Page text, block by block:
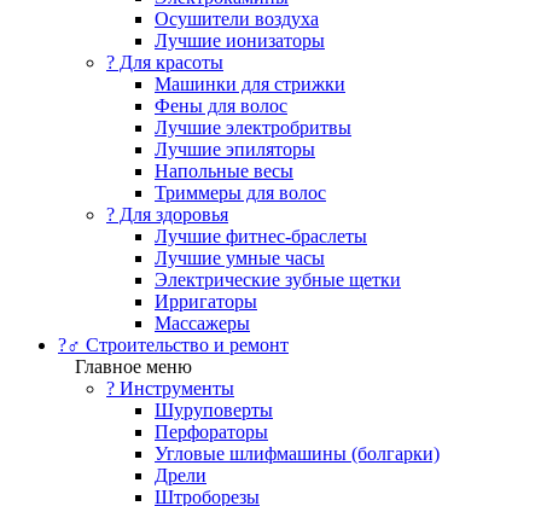
Осушители воздуха
Лучшие ионизаторы
? Для красоты
Машинки для стрижки
Фены для волос
Лучшие электробритвы
Лучшие эпиляторы
Напольные весы
Триммеры для волос
? Для здоровья
Лучшие фитнес-браслеты
Лучшие умные часы
Электрические зубные щетки
Ирригаторы
Массажеры
?‍♂️ Строительство и ремонт
Главное меню
?️ Инструменты
Шуруповерты
Перфораторы
Угловые шлифмашины (болгарки)
Дрели
Штроборезы